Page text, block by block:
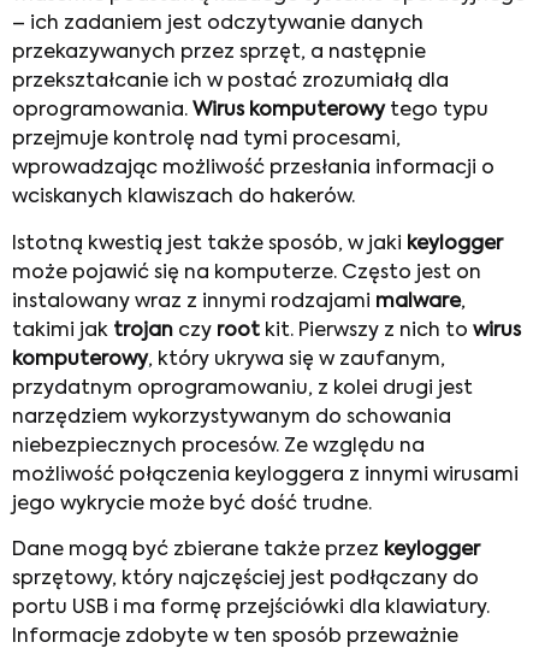
– ich zadaniem jest odczytywanie danych
przekazywanych przez sprzęt, a następnie
przekształcanie ich w postać zrozumiałą dla
oprogramowania. Wirus komputerowytego typu
przejmuje kontrolę nad tymi procesami,
wprowadzając możliwość przesłania informacji o
wciskanych klawiszach do hakerów.
Istotną kwestią jest także sposób, w jaki keylogger
może pojawić się na komputerze. Często jest on
instalowany wraz z innymi rodzajami malware,
takimi jak trojan czy root kit. Pierwszy z nich to wirus
komputerowy, który ukrywa się w zaufanym,
przydatnym oprogramowaniu, z kolei drugi jest
narzędziem wykorzystywanym do schowania
niebezpiecznych procesów. Ze względu na
możliwość połączenia keyloggera z innymi wirusami
jego wykrycie może być dość trudne.
Dane mogą być zbierane także przez keylogger
sprzętowy, który najczęściej jest podłączany do
portu USB i ma formę przejściówki dla klawiatury.
Informacje zdobyte w ten sposób przeważnie